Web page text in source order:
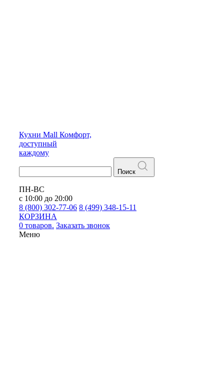
Кухни Mall Комфорт,
доступный
каждому
Поиск
ПН-ВС
с 10:00 до 20:00
8 (800) 302-77-06 8 (499) 348-15-11
КОРЗИНА
0 товаров. Заказать звонок
Меню